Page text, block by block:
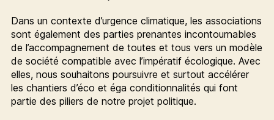
Dans un contexte d’urgence climatique, les associations
sont également des parties prenantes incontournables
de l’accompagnement de toutes et tous vers un modèle
de société compatible avec l’impératif écologique. Avec
elles, nous souhaitons poursuivre et surtout accélérer
les chantiers d’éco et éga conditionnalités qui font
partie des piliers de notre projet politique.